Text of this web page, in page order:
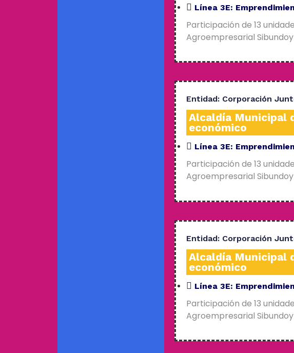
Línea 3E:
Participación de 13
Agroempresarial Sibundoy
Entidad: Corporación
Alcaldía Municipal
económico
Línea 3E:
Participación de 13
Agroempresarial Sibundoy
Entidad: Corporación
Alcaldía Municipal
económico
Línea 3E:
Participación de 13
Agroempresarial Sibundoy